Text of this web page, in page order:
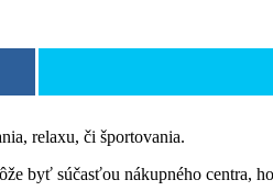
relaxu, či športovania.
byť súčasťou nákupného centra,